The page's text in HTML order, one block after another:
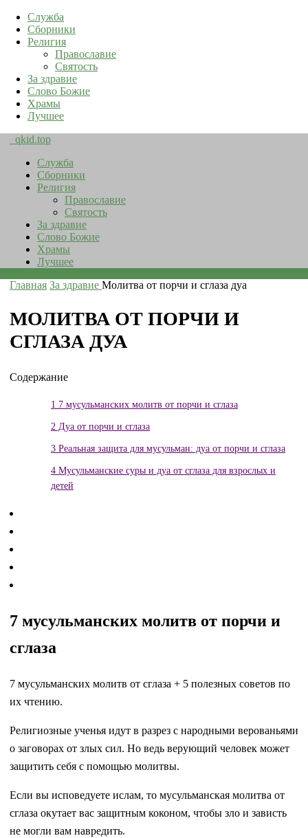
Служба
Сборники
Религия
Православие
Святость
За здравие
Слово Божие
Храмы
Лучшее
qkid.top
Служба
Сборники
Религия
Православие
Святость
За здравие
Слово Божие
Храмы
Лучшее
Главная За здравие Молитва от порчи и сглаза дуа
МОЛИТВА ОТ ПОРЧИ И
СГЛАЗА ДУА
Содержание
1 7 мусульманских молитв от порчи и сглаза
2 Дуа от порчи и сглаза
3 Реальная защита для мусульман: дуа от порчи и сглаза
4 Мусульманские суры и дуа от сглаза для взрослых и
детей
7 мусульманских молитв от порчи и
сглаза
7 мусульманских молитв от сглаза + 5 полезных советов по
их чтению.
Религиозные ученья идут в разрез с народными верованьями
о заговорах от злых сил. Но ведь верующий человек может
защитить себя с помощью молитвы.
Если вы исповедуете ислам, то мусульманская молитва от
сглаза окутает вас защитным коконом, чтобы зло и зависть
не могли вам навредить.